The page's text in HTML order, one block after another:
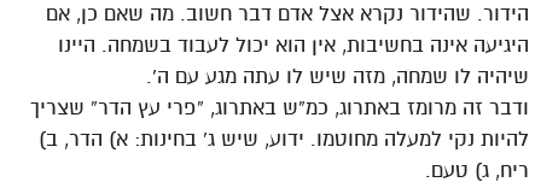
הידור. שהידור נקרא אצל אדם דבר חשוב. מה שאם כן, אם
היגיעה אינה בחשיבות, אין הוא יכול לעבוד בשמחה. היינו
שיהיה לו שמחה, מזה שיש לו עתה מגע עם ה’.
ודבר זה מרומז באתרוג, כמ”ש באתרוג, “פרי עץ הדר” שצריך
להיות נקי למעלה מחוטמו. ידוע, שיש ג’ בחינות: א) הדר, ב)
ריח, ג) טעם.